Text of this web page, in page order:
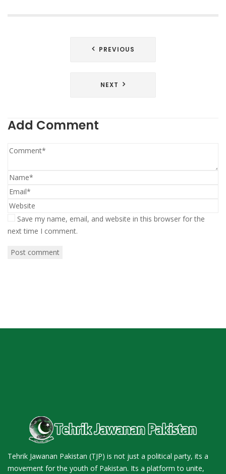
PREVIOUS
NEXT
Add Comment
Save my name, email, and website in this browser for the
next time I comment.
Tehrik Jawanan Pakistan (TJP) is not just a political party, its a
movement for the youth of Pakistan. Its a platform to unite,